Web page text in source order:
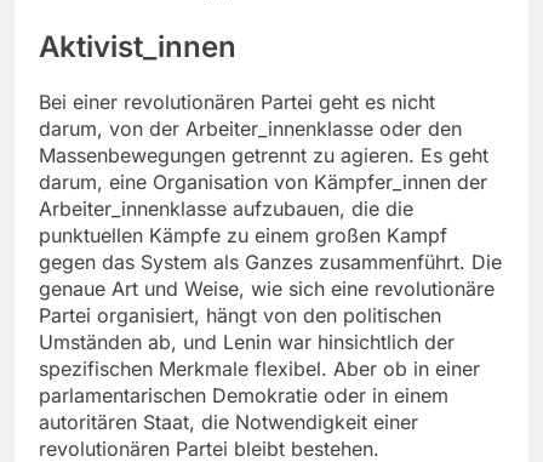
Aktivist_innen
Bei einer revolutionären Partei geht es nicht
darum, von der Arbeiter_innenklasse oder den
Massenbewegungen getrennt zu agieren. Es geht
darum, eine Organisation von Kämpfer_innen der
Arbeiter_innenklasse aufzubauen, die die
punktuellen Kämpfe zu einem großen Kampf
gegen das System als Ganzes zusammenführt. Die
genaue Art und Weise, wie sich eine revolutionäre
Partei organisiert, hängt von den politischen
Umständen ab, und Lenin war hinsichtlich der
spezifischen Merkmale flexibel. Aber ob in einer
parlamentarischen Demokratie oder in einem
autoritären Staat, die Notwendigkeit einer
revolutionären Partei bleibt bestehen.